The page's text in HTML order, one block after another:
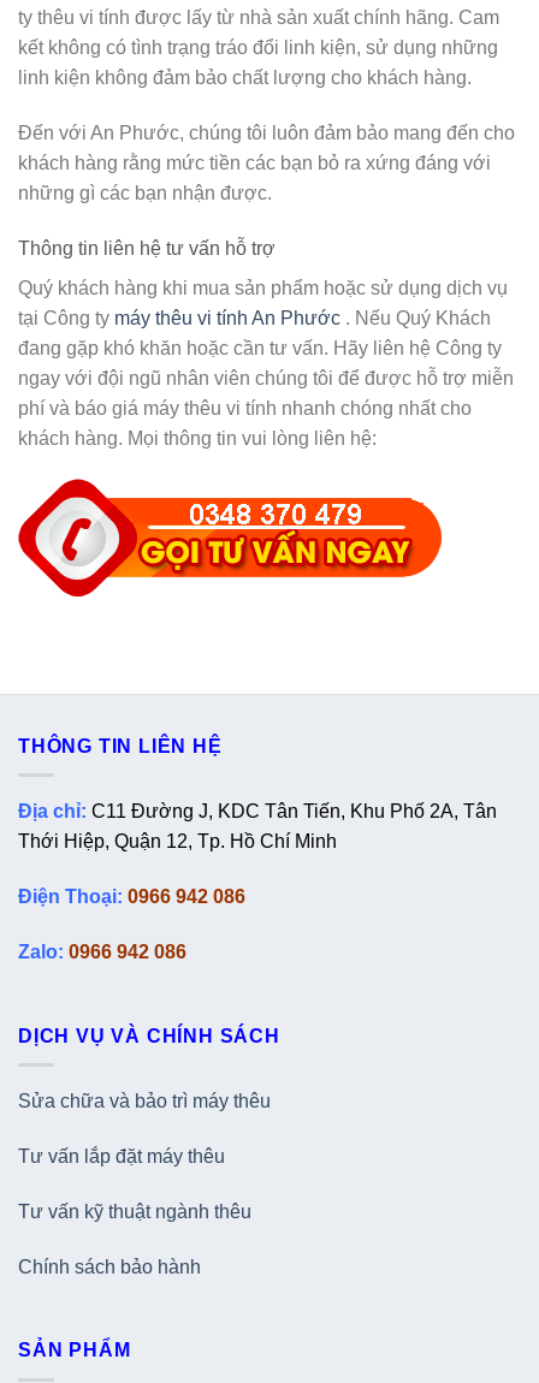
ty thêu vi tính được lấy từ nhà sản xuất chính hãng. Cam
kết không có tình trạng tráo đổi linh kiện, sử dụng những
linh kiện không đảm bảo chất lượng cho khách hàng.
Đến với An Phước, chúng tôi luôn đảm bảo mang đến cho
khách hàng rằng mức tiền các bạn bỏ ra xứng đáng với
những gì các bạn nhận được.
Thông tin liên hệ tư vấn hỗ trợ
Quý khách hàng khi mua sản phẩm hoặc sử dụng dịch vụ
tại Công ty máy thêu vi tính An Phước . Nếu Quý Khách
đang gặp khó khăn hoặc cần tư vấn. Hãy liên hệ Công ty
ngay với đội ngũ nhân viên chúng tôi để được hỗ trợ miễn
phí và báo giá máy thêu vi tính nhanh chóng nhất cho
khách hàng. Mọi thông tin vui lòng liên hệ:
THÔNG TIN LIÊN HỆ
Địa chỉ: C11 Đường J, KDC Tân Tiến, Khu Phố 2A, Tân
Thới Hiệp, Quận 12, Tp. Hồ Chí Minh
Điện Thoại: 0966 942 086
Zalo: 0966 942 086
DỊCH VỤ VÀ CHÍNH SÁCH
Sửa chữa và bảo trì máy thêu
Tư vấn lắp đặt máy thêu
Tư vấn kỹ thuật ngành thêu
Chính sách bảo hành
SẢN PHẨM